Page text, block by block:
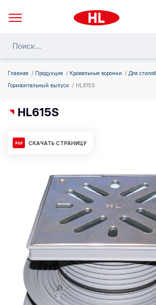
Главная Продукция Кровельные воронки
Для
Горизонтальный выпуск
HL615S
HL615S
СКАЧАТЬ СТРАНИЦУ